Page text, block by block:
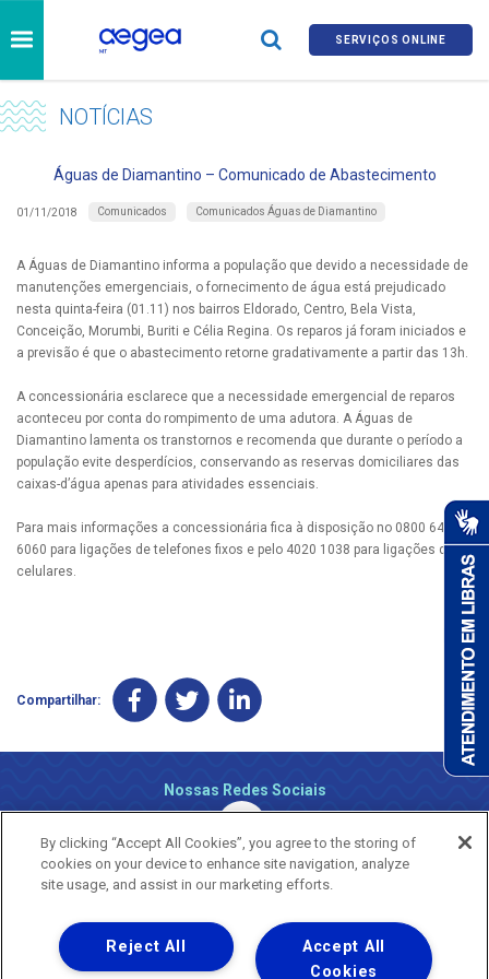
SERVIÇOS ONLINE
NOTÍCIAS
Águas de Diamantino – Comunicado de Abastecimento
01/11/2018 Comunicados Comunicados Águas de Diamantino
A Águas de Diamantino informa a população que devido a necessidade de
manutenções emergenciais, o fornecimento de água está prejudicado
nesta quinta-feira (01.11) nos bairros Eldorado, Centro, Bela Vista,
Conceição, Morumbi, Buriti e Célia Regina. Os reparos já foram iniciados e
a previsão é que o abastecimento retorne gradativamente a partir das 13h.
A concessionária esclarece que a necessidade emergencial de reparos
aconteceu por conta do rompimento de uma adutora. A Águas de
Diamantino lamenta os transtornos e recomenda que durante o período a
população evite desperdícios, conservando as reservas domiciliares das
caixas-d’água apenas para atividades essenciais.
Para mais informações a concessionária fica à disposição no 0800 647
6060 para ligações de telefones fixos e pelo 4020 1038 para ligações de
celulares.
Compartilhar:
Nossas Redes Sociais
Uma empresa
Copyright ® 2026 - Todos os Direitos Reservados.
By clicking “Accept All Cookies”, you agree to the storing of
cookies on your device to enhance site navigation, analyze
site usage, and assist in our marketing efforts.
Accept All
Cookies
Reject All